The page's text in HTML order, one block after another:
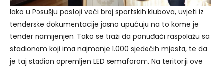
Iako u Posušju postoji veći broj sportskih klubova, uvjeti iz
tenderske dokumentacije jasno upućuju na to kome je
tender namijenjen. Tako se traži da ponuđači raspolažu sa
stadionom koji ima najmanje 1.000 sjedećih mjesta, te da
je taj stadion opremljen LED semaforom. Na teritoriji ove